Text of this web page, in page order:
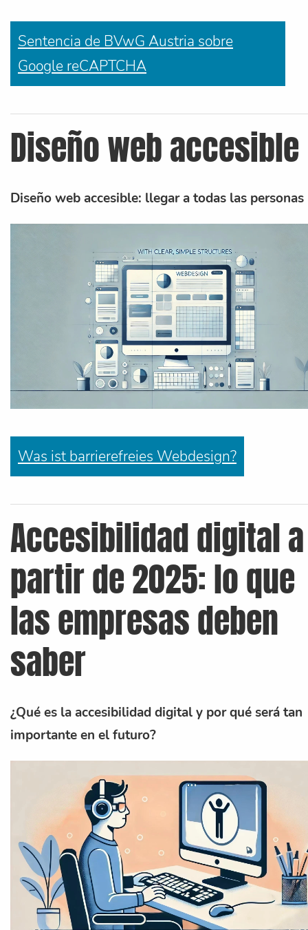
Sentencia de BVwG Austria sobre
Google reCAPTCHA
Diseño web accesible
Diseño web accesible: llegar a todas las personas
Was ist barrierefreies Webdesign?
Accesibilidad digital a
partir de 2025: lo que
las empresas deben
saber
¿Qué es la accesibilidad digital y por qué será tan
importante en el futuro?